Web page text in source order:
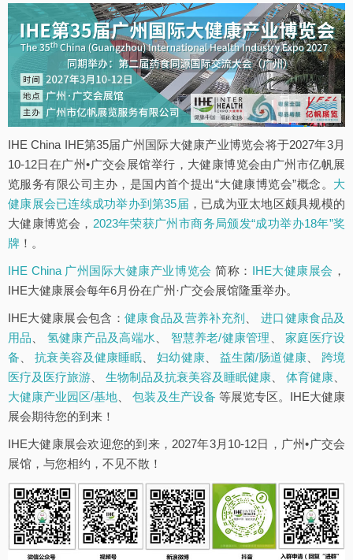
IHE China IHE第35届广州国际大健康产业博览会将于2027年3月
10-12日在广州•广交会展馆举行，大健康博览会由广州市亿帆展
览服务有限公司主办，是国内首个提出“大健康博览会”概念。 大
健康展会已连续成功举办到第35届 ，已成为亚太地区颇具规模的
大健康博览会， 2023年荣获广州市商务局颁发“成功举办18年”奖
牌 ！。
IHE China 广州国际大健康产业博览会 简称： IHE大健康展会 ，
IHE大健康展会每年6月份在广州·广交会展馆隆重举办。
IHE大健康展会包含： 健康食品及营养补充剂 、进口健康食品及
用品
氢健康产品及高端水 智慧养老/健康管理 、家庭医疗设
备 、抗衰美容及健康睡眠 、妇幼健康、 益生菌/肠道健康、 跨境
医疗及医疗旅游
生物制品及抗衰美容及睡眠健康 体育健康
大健康产业园区/基地 、包装及生产设备 等展览专区。IHE大健康
展会期待您的到来！
IHE大健康展会欢迎您的到来，2027年3月10-12日，广州•广交会
展馆，与您相约，不见不散！